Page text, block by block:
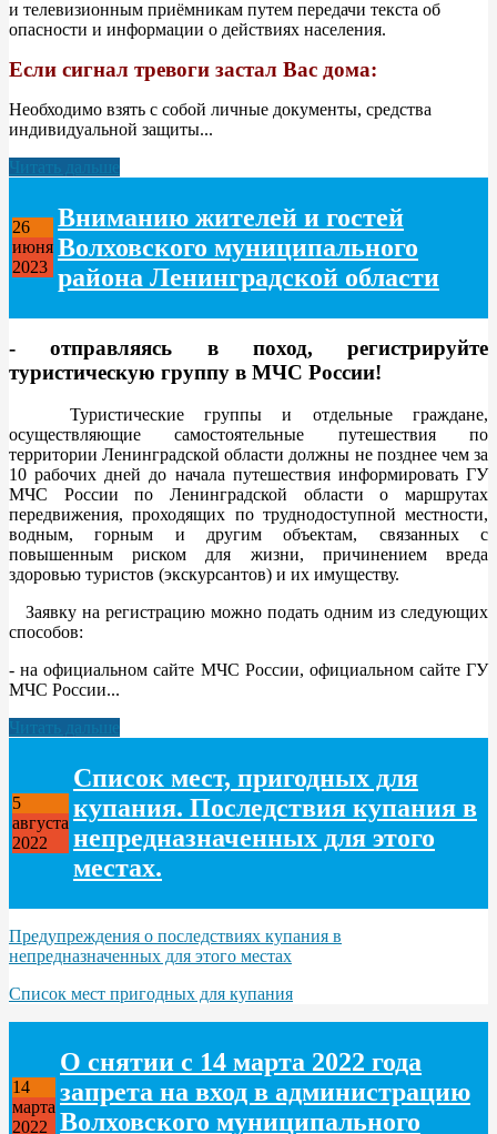
и телевизионным приёмникам путем передачи текста об
опасности и информации о действиях населения.
Если сигнал тревоги застал Вас дома:
Необходимо взять с собой личные документы, средства
индивидуальной защиты...
Читать дальше
26
июня
2023
Вниманию жителей и гостей
Волховского муниципального
района Ленинградской области
- отправляясь в поход, регистрируйте
туристическую группу в МЧС России!
Туристические группы и отдельные граждане,
осуществляющие самостоятельные путешествия по
территории Ленинградской области должны не позднее чем за
10 рабочих дней до начала путешествия информировать ГУ
МЧС России по Ленинградской области о маршрутах
передвижения, проходящих по труднодоступной местности,
водным, горным и другим объектам, связанных с
повышенным риском для жизни, причинением вреда
здоровью туристов (экскурсантов) и их имуществу.
Заявку на регистрацию можно подать одним из следующих
способов:
- на официальном сайте МЧС России, официальном сайте ГУ
МЧС России...
Читать дальше
5
августа
2022
Список мест, пригодных для
купания. Последствия купания в
непредназначенных для этого
местах.
Предупреждения о последствиях купания в
непредназначенных для этого местах
Список мест пригодных для купания
14
марта
2022
О снятии с 14 марта 2022 года
запрета на вход в администрацию
Волховского муниципального